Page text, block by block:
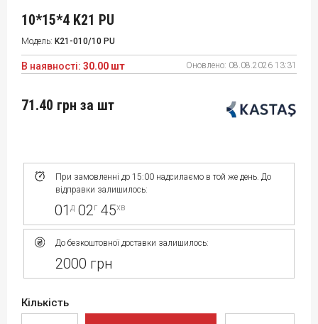
10*15*4 K21 PU
Модель: K21-010/10 PU
В наявності: 30.00 шт Оновлено: 08.08.2026 13:31
При замовленні до 15:00 надсилаємо в той же день. До
відправки залишилось:
01д 02г 45хв
До безкоштовної доставки залишилось:
2000 грн
71.40 грн за шт
Кількість